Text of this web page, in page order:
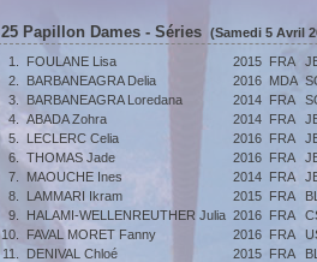
25 Papillon Dames - Séries (Samedi 5 Avril
1.
FOULANE Lisa 2015 FRA
2.
BARBANEAGRA Delia 2016 MDA
3.
BARBANEAGRA Loredana 2014 FRA
4.
ABADA Zohra 2014 FRA
5.
LECLERC Celia 2016 FRA
6.
THOMAS Jade 2016 FRA
7.
MAOUCHE Ines 2014 FRA
8.
LAMMARI Ikram 2015 FRA
9.
HALAMI-WELLENREUTHER Julia 2016 FRA
10.
FAVAL MORET Fanny 2016 FRA
11.
DENIVAL Chloé 2015 FRA